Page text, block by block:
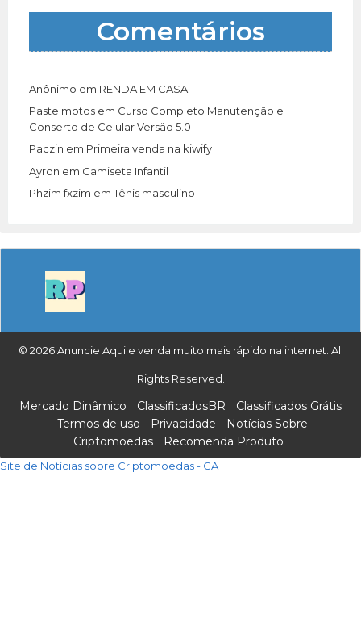
Comentários
Anônimo em RENDA EM CASA
Pastelmotos em Curso Completo Manutenção e
Conserto de Celular Versão 5.0
Paczin em Primeira venda na kiwify
Ayron em Camiseta Infantil
Phzim fxzim emTênis masculino
© 2026 Anuncie Aqui e venda muito mais rápido na internet. All
Rights Reserved.
Mercado Dinâmico ClassificadosBR
Classificados Grátis
Termos de uso
Privacidade
Notícias Sobre
Criptomoedas
Recomenda Produto
Site de Notícias sobre Criptomoedas - CA